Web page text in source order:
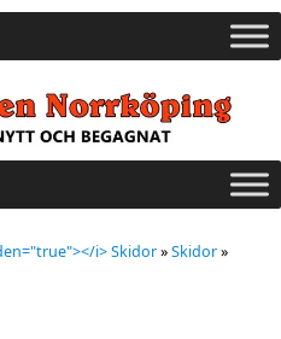
i> Skidor»Skidor»